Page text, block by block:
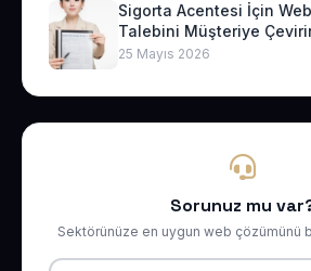
Sigorta Acentesi İçin
Talebini Müşteriye
25 Mayıs 2026
Sorunuz mu
Sektörünüze en uygun web çözümünü